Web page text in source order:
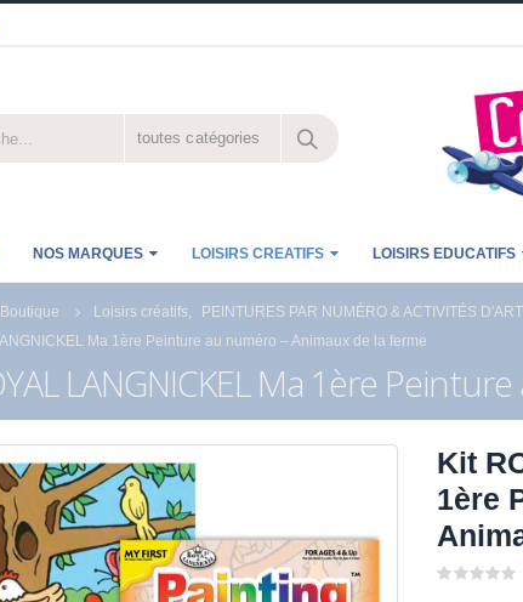
toutes catégories
NOS MARQUES LOISIRS CREATIFS LOISIRS EDUCATIFS
Boutique Loisirs créatifs PEINTURES PAR NUMÉRO & ACTIVITÉS D'ART
Ma 1ère Peinture au numéro – Animaux de la ferme
LANGNICKEL Ma 1ère
Kit
1ère